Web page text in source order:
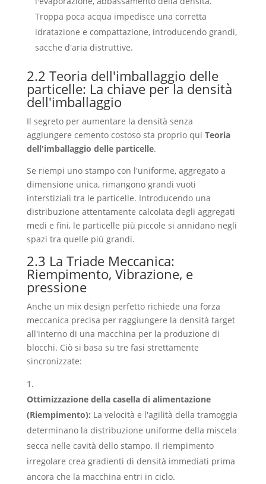
Troppa poca acqua impedisce una corretta
idratazione e compattazione, introducendo grandi,
sacche d'aria distruttive.
2.2 Teoria dell'imballaggio delle
particelle: La chiave per la densità
dell'imballaggio
Il segreto per aumentare la densità senza
aggiungere cemento costoso sta proprio qui Teoria
dell'imballaggio delle particelle.
Se riempi uno stampo con l'uniforme, aggregato a
dimensione unica, rimangono grandi vuoti
interstiziali tra le particelle. Introducendo una
distribuzione attentamente calcolata degli aggregati
medi e fini, le particelle più piccole si annidano negli
spazi tra quelle più grandi.
2.3 La Triade Meccanica:
Riempimento, Vibrazione, e
pressione
Anche un mix design perfetto richiede una forza
meccanica precisa per raggiungere la densità target
all'interno di una macchina per la produzione di
blocchi. Ciò si basa su tre fasi strettamente
sincronizzate:
Ottimizzazione della casella di alimentazione
(Riempimento): La velocità e l'agilità della tramoggia
determinano la distribuzione uniforme della miscela
secca nelle cavità dello stampo. Il riempimento
irregolare crea gradienti di densità immediati prima
ancora che la macchina entri in ciclo.